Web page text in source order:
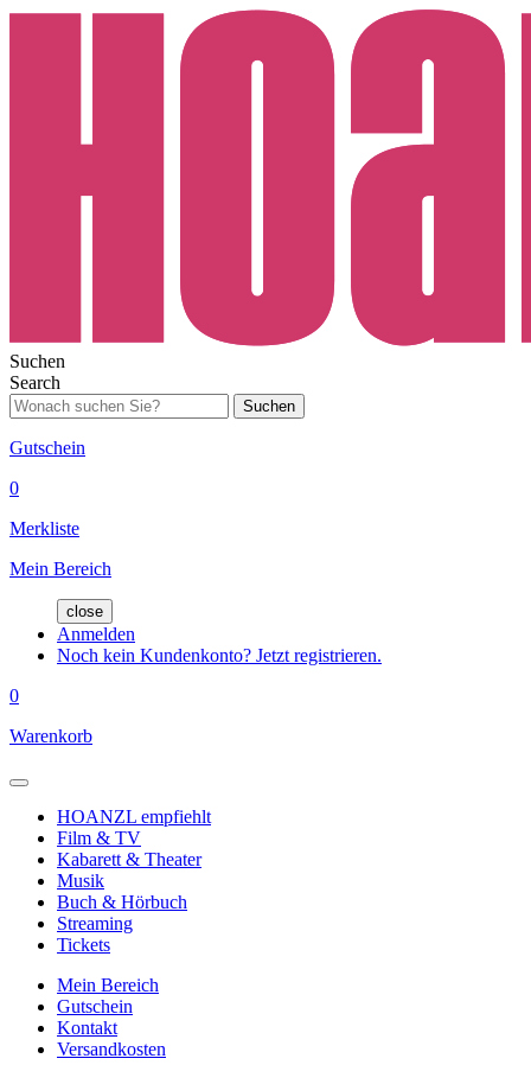
Suchen
Search
Suchen
Gutschein
0
Merkliste
Mein Bereich
close
Anmelden
Noch kein Kundenkonto? Jetzt registrieren.
0
Warenkorb
HOANZL empfiehlt
Film & TV
Kabarett & Theater
Musik
Buch & Hörbuch
Streaming
Tickets
Mein Bereich
Gutschein
Kontakt
Versandkosten